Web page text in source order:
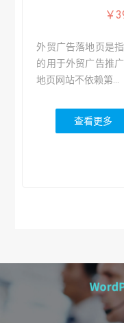
￥
外贸广告落地页是
的用于外贸广告推
地页网站不依赖第...
查看更多